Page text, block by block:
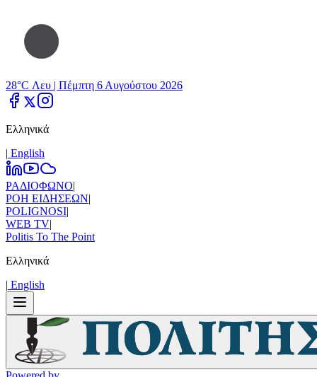
28°C Λευ | Πέμπτη 6 Αυγούστου 2026
Ελληνικά
| Εnglish
ΡΑΔΙΟΦΩΝΟ|
ΡΟΗ ΕΙΔΗΣΕΩΝ|
POLIGNOSI|
WEB TV|
Politis To The Point
Ελληνικά
| Εnglish